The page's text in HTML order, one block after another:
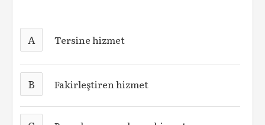
A Tersine hizmet
B Fakirleştiren hizmet